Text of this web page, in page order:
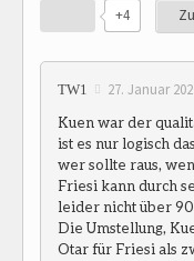
+4
TW1 27. Januar
Kuen war der
ist es nur logisch
wer sollte raus,
Friesi kann durch
leider nicht über
Die Umstellung,
Otar für Friesi als